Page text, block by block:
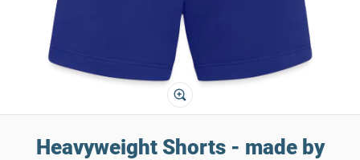
Heavyweight Shorts - made by